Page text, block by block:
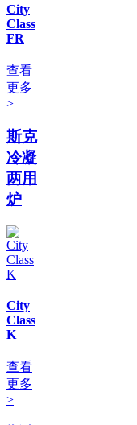
City
Class
FR
查看
更多
>
斯克
冷凝
两用
炉
City
Class
K
查看
更多
>